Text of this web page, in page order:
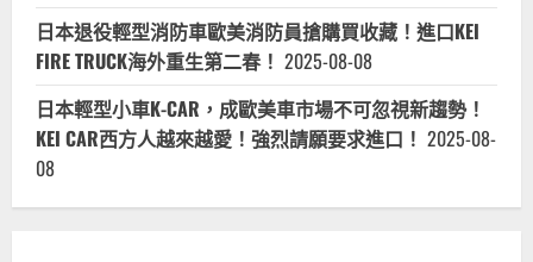
日本退役輕型消防車歐美消防員搶購買收藏！進口KEI
FIRE TRUCK海外重生第二春！ 2025-08-08
日本輕型小車K-CAR，成歐美車市場不可忽視新趨勢！
KEI CAR西方人越來越愛！強烈請願要求進口！ 2025-08-
08